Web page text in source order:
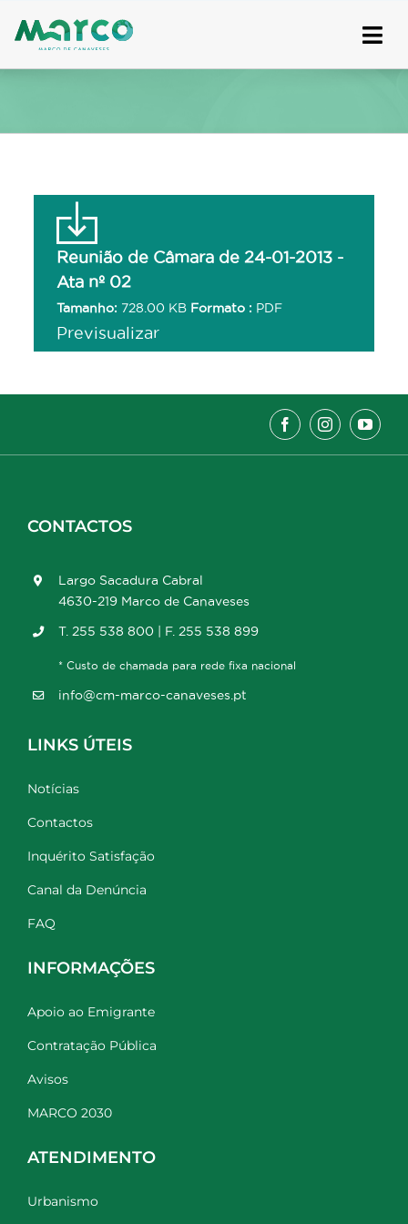
to
Reunião de Câmara de 24-01-2013 -
Ata nº 02
Tamanho: 728.00 KB Formato : PDF
Previsualizar
CONTACTOS
Largo Sacadura Cabral
4630-219 Marco de Canaveses
T. 255 538 800 | F. 255 538 899
* Custo de chamada para rede fixa nacional
info@cm-marco-canaveses.pt
LINKS ÚTEIS
Notícias
Contactos
Inquérito Satisfação
Canal da Denúncia
FAQ
INFORMAÇÕES
Apoio ao Emigrante
Contratação Pública
Avisos
MARCO 2030
ATENDIMENTO
Urbanismo